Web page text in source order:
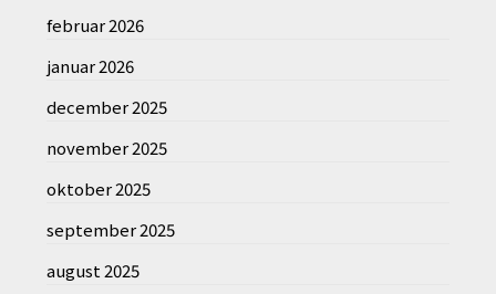
februar 2026
januar 2026
december 2025
november 2025
oktober 2025
september 2025
august 2025